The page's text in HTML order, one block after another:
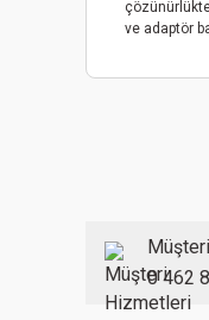
ve adaptör
Ürün
Ürün
Bu
0 462